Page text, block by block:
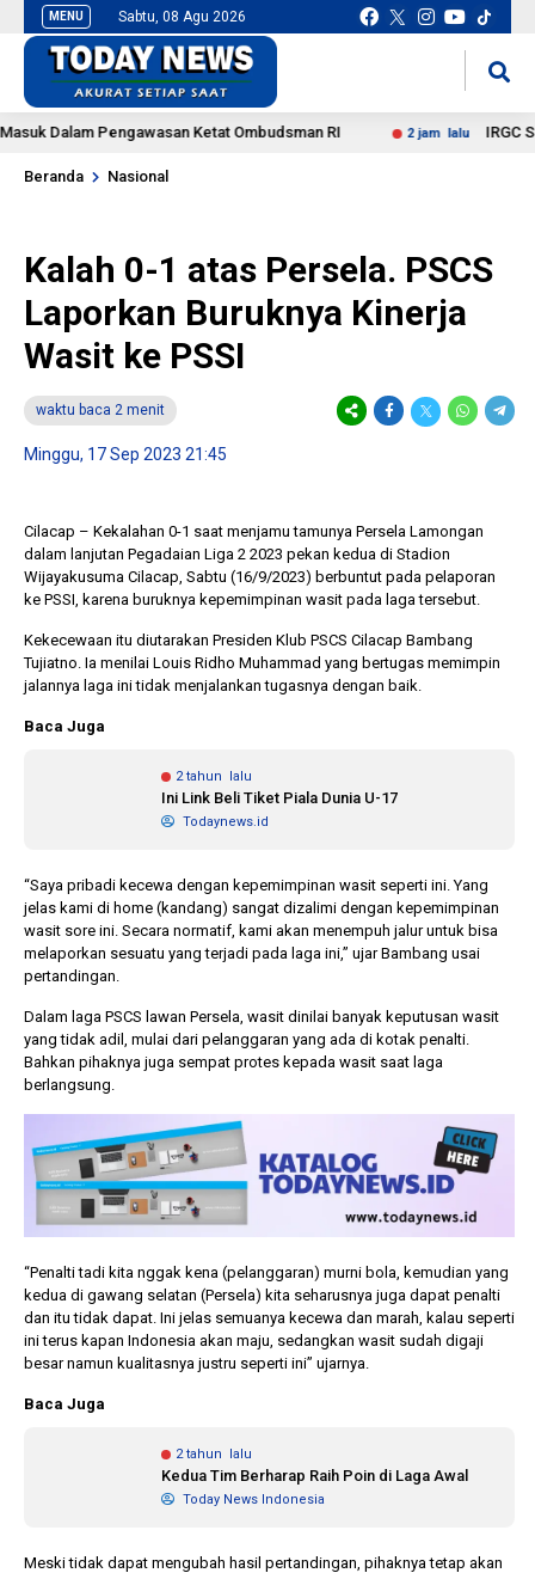
MENU Sabtu, 08 Agu 2026
Pengawasan Ketat Ombudsman RI 2 jam lalu IRGC Sebut
Beranda Nasional
Kalah 0-1 atas Persela. PSCS
Laporkan Buruknya Kinerja
Wasit ke PSSI
waktu baca 2 menit
Minggu, 17 Sep 2023 21:45
Cilacap – Kekalahan 0-1 saat menjamu tamunya Persela Lamongan
dalam lanjutan Pegadaian Liga 2 2023 pekan kedua di Stadion
Wijayakusuma Cilacap, Sabtu (16/9/2023) berbuntut pada pelaporan
ke PSSI, karena buruknya kepemimpinan wasit pada laga tersebut.
Kekecewaan itu diutarakan Presiden Klub PSCS Cilacap Bambang
Tujiatno. Ia menilai Louis Ridho Muhammad yang bertugas memimpin
jalannya laga ini tidak menjalankan tugasnya dengan baik.
Baca Juga
2 tahun lalu
Ini Link Beli Tiket Piala Dunia U-17
Todaynews.id
“Saya pribadi kecewa dengan kepemimpinan wasit seperti ini. Yang
jelas kami di home (kandang) sangat dizalimi dengan kepemimpinan
wasit sore ini. Secara normatif, kami akan menempuh jalur untuk bisa
melaporkan sesuatu yang terjadi pada laga ini,” ujar Bambang usai
pertandingan.
Dalam laga PSCS lawan Persela, wasit dinilai banyak keputusan wasit
yang tidak adil, mulai dari pelanggaran yang ada di kotak penalti.
Bahkan pihaknya juga sempat protes kepada wasit saat laga
berlangsung.
“Penalti tadi kita nggak kena (pelanggaran) murni bola, kemudian yang
kedua di gawang selatan (Persela) kita seharusnya juga dapat penalti
dan itu tidak dapat. Ini jelas semuanya kecewa dan marah, kalau seperti
ini terus kapan Indonesia akan maju, sedangkan wasit sudah digaji
besar namun kualitasnya justru seperti ini” ujarnya.
Baca Juga
2 tahun lalu
Kedua Tim Berharap Raih Poin di Laga Awal
Today News Indonesia
Meski tidak dapat mengubah hasil pertandingan, pihaknya tetap akan
10 bulan lalu
KPU Batalkan
Keputusan Dokumen
Capres-Cawapres
1 tahun lalu
Banyak
Terjerat